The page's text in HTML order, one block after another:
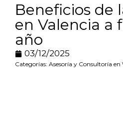
Beneficios de
en Valencia a
año
03/12/2025
Categorías: Asesoría y Consultoría en